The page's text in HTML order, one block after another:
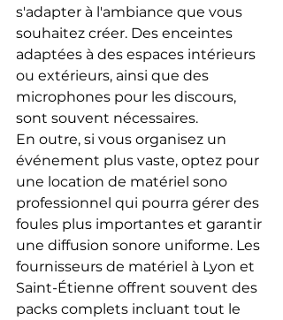
s'adapter à l'ambiance que vous
souhaitez créer. Des enceintes
adaptées à des espaces intérieurs
ou extérieurs, ainsi que des
microphones pour les discours,
sont souvent nécessaires.
En outre, si vous organisez un
événement plus vaste, optez pour
une location de matériel sono
professionnel qui pourra gérer des
foules plus importantes et garantir
une diffusion sonore uniforme. Les
fournisseurs de matériel à Lyon et
Saint-Étienne offrent souvent des
packs complets incluant tout le